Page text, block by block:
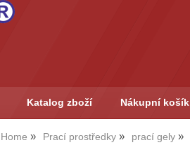
Katalog zboží Nákupní košík
Home Prací prostředky prací gely